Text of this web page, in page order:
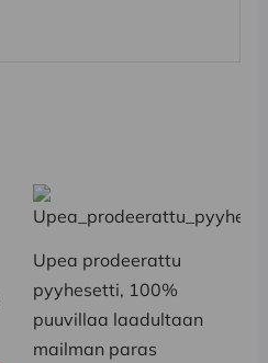
Upea prodeerattu
pyyhesetti, 100%
puuvillaa laadultaan
mailman paras
Tällä
tuotteella
on
useampi
muunnelma.
Voit